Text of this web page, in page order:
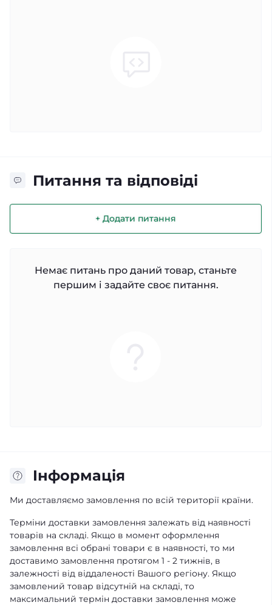
Питання та відповіді
+ Додати питання
Немає питань про даний товар, станьте
першим і задайте своє питання.
Iнформація
Ми доставляємо замовлення по всій території країни.
Терміни доставки замовлення залежать від наявності
товарів на складі. Якщо в момент оформлення
замовлення всі обрані товари є в наявності, то ми
доставимо замовлення протягом 1 - 2 тижнів, в
залежності від віддаленості Вашого регіону. Якщо
замовлений товар відсутній на складі, то
максимальний термін доставки замовлення може